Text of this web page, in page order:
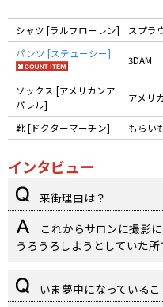
シャツ [ラルフローレン] スプラ
パンツ [ステューシー]
3DAM
ソックス [アメリカンア
パレル]
アメリ
靴 [ドクターマーチン] もらい
インタビュー
来街理由は？
これからサロンに撮影
うろうろしようとしていた所
いま夢中になっているこ